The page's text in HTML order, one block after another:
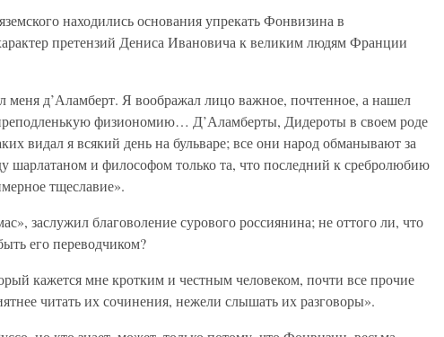
находились основания упрекать Фонвизина в
претензий Дениса Ивановича к великим людям Франции
меня д’Аламберт. Я воображал лицо важное, почтенное, а нашел
физиономию… Д’Аламберты, Дидероты в своем роде
видал я всякий день на бульваре; все они народ обманывают за
шарлатаном и философом только та, что последний к сребролюбию
тщеславие».
заслужил благоволение сурового россиянина; не оттого ли, что
его переводчиком?
кажется мне кротким и честным человеком, почти все прочие
читать их сочинения, нежели слышать их разговоры».